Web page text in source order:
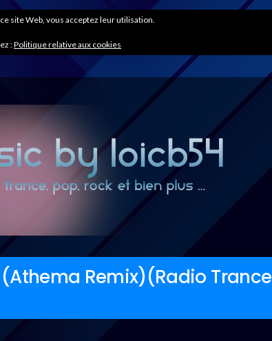
Remix)(Radio Trance
site Web, vous acceptez leur utilisation.
:Politique relative aux cookies